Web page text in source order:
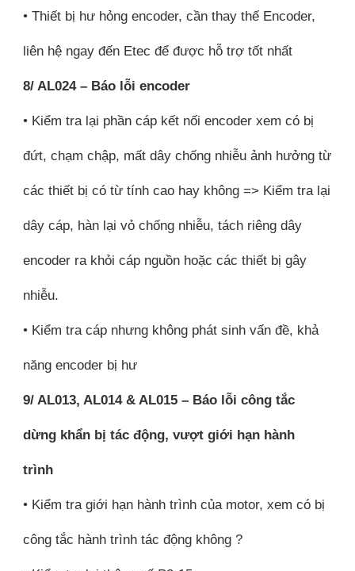
• Thiết bị hư hỏng encoder, cần thay thế Encoder,
liên hệ ngay đến Etec để được hỗ trợ tốt nhất
8/ AL024 – Báo lỗi encoder
• Kiểm tra lại phần cáp kết nối encoder xem có bị
đứt, chạm chập, mất dây chống nhiễu ảnh hưởng từ
các thiết bị có từ tính cao hay không => Kiểm tra lại
dây cáp, hàn lại vỏ chống nhiễu, tách riêng dây
encoder ra khỏi cáp nguồn hoặc các thiết bị gây
nhiễu.
• Kiểm tra cáp nhưng không phát sinh vấn đề, khả
năng encoder bị hư
9/ AL013, AL014 & AL015 – Báo lỗi công tắc
dừng khẩn bị tác động, vượt giới hạn hành
trình
• Kiểm tra giới hạn hành trình của motor, xem có bị
công tắc hành trình tác động không ?